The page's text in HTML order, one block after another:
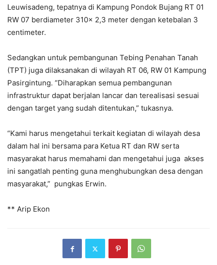
Leuwisadeng, tepatnya di Kampung Pondok Bujang RT 01
RW 07 berdiameter 310× 2,3 meter dengan ketebalan 3
centimeter.
Sedangkan untuk pembangunan Tebing Penahan Tanah
(TPT) juga dilaksanakan di wilayah RT 06, RW 01 Kampung
Pasirgintung. “Diharapkan semua pembangunan
infrastruktur dapat berjalan lancar dan terealisasi sesuai
dengan target yang sudah ditentukan,” tukasnya.
“Kami harus mengetahui terkait kegiatan di wilayah desa
dalam hal ini bersama para Ketua RT dan RW serta
masyarakat harus memahami dan mengetahui juga akses
ini sangatlah penting guna menghubungkan desa dengan
masyarakat,” pungkas Erwin.
** Arip Ekon